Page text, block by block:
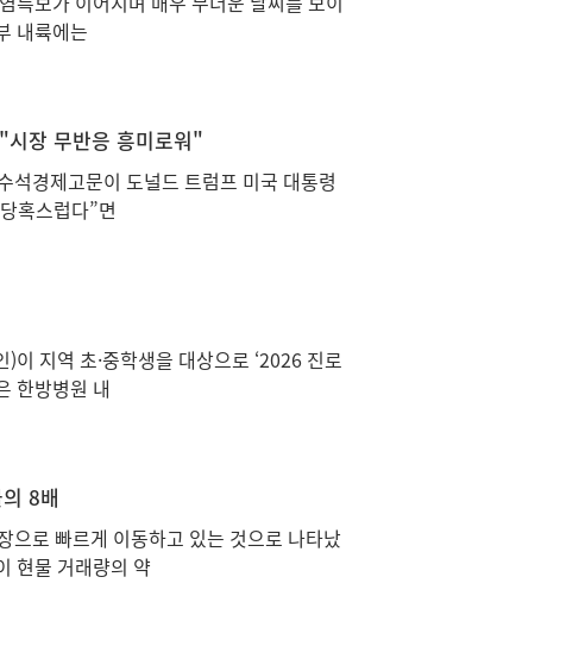
내륙에는
장 무반응 흥미로워"
경제고문이 도널드 트럼프 미국 대통령
혹스럽다”면
지역 초·중학생을 대상으로 ‘2026 진로
한방병원 내
8배
으로 빠르게 이동하고 있는 것으로 나타났
현물 거래량의 약